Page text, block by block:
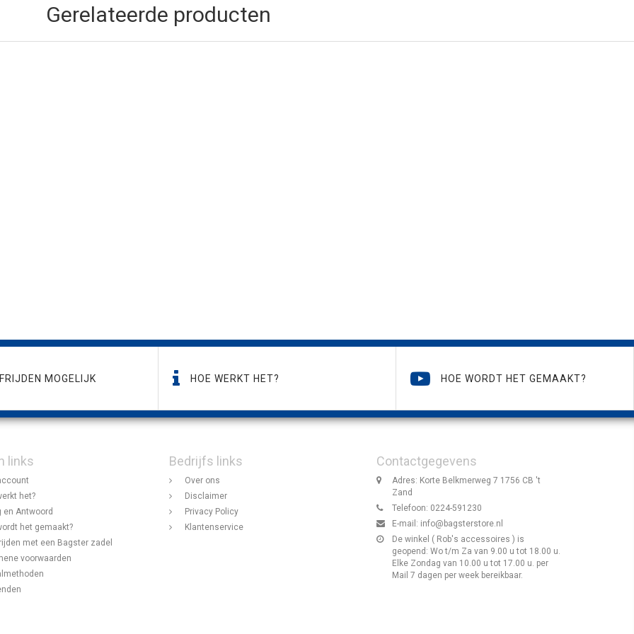
Gerelateerde producten
MOGELIJK HOE WERKT HET? HOE WORDT HET GEMAAKT?
links
het?
en Antwoord
het gemaakt?
met een Bagster zadel
voorwaarden
Bedrijfs links
Over ons
Disclaimer
Privacy Policy
Klantenservice
Contactgegevens
Adres: Korte Belkmerweg 7 1756 CB 't
Zand
Telefoon: 0224-591230
E-mail: info@bagsterstore.nl
De winkel ( Rob's accessoires ) is
geopend: Wo t/m Za van 9.00 u tot 18.00 u.
Elke Zondag van 10.00 u tot 17.00 u. per
Mail 7 dagen per week bereikbaar.